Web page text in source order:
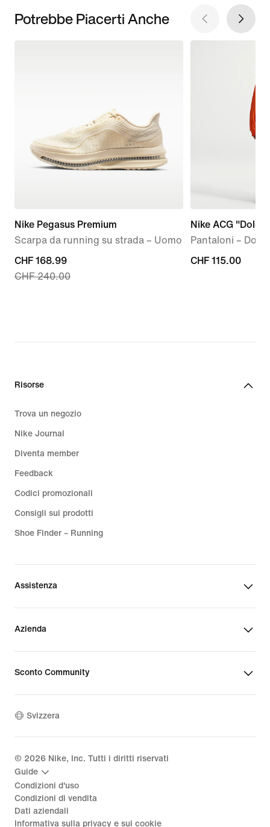
Potrebbe Piacerti Anche
Nike Pegasus Premium
Scarpa da running su strada – Uomo
current
price
price
CHF 168.99
CHF 240.00
Nike ACG
Pantaloni –
CHF
CHF 115.00
Risorse
Trova un negozio
Nike Journal
Diventa member
Feedback
Codici promozionali
Consigli sui prodotti
Shoe Finder – Running
Assistenza
Azienda
Sconto Community
Svizzera
© 2026 Nike, Inc. Tutti i diritti riservati
Guide
Condizioni d'uso
Condizioni di vendita
Dati aziendali
Informativa sulla privacy e sui cookie